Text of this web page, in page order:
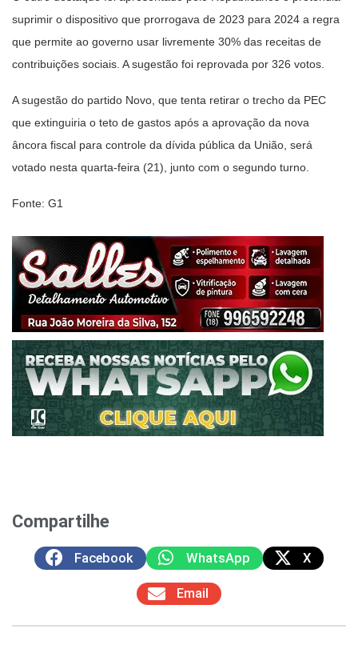
suprimir o dispositivo que prorrogava de 2023 para 2024 a regra
que permite ao governo usar livremente 30% das receitas de
contribuições sociais. A sugestão foi reprovada por 326 votos.
A sugestão do partido Novo, que tenta retirar o trecho da PEC
que extinguiria o teto de gastos após a aprovação da nova
âncora fiscal para controle da dívida pública da União, será
votado nesta quarta-feira (21), junto com o segundo turno.
Fonte: G1
Compartilhe
Facebook WhatsApp X
Email